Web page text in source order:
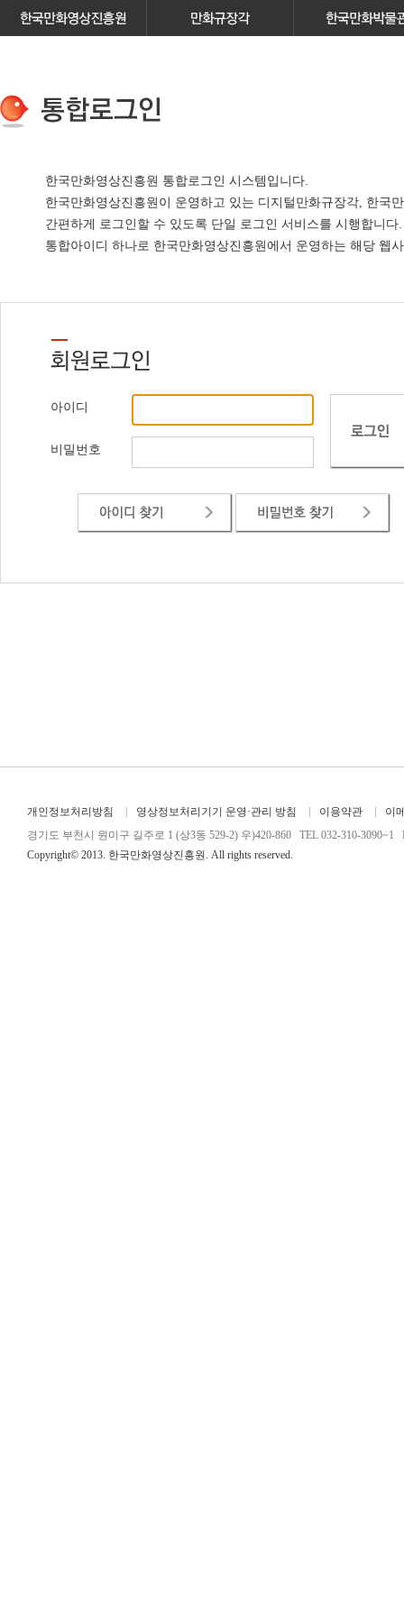
한국만화영상진흥원 통합로그인 시스템입니다.
한국만화영상진흥원이 운영하고 있는 디지털만화규장각, 한국
간편하게 로그인할 수 있도록 단일 로그인 서비스를 시행합니다.
통합아이디 하나로 한국만화영상진흥원에서 운영하는 해당 웹
아이디
비밀번호
개인정보처리방침 영상정보처리기기 운영·관리 방침 이용약관
이
경기도 부천시 원미구 길주로 1 (상3동 529-2) 우)420-860 TEL 032-310-3090~1
Copyright© 2013. 한국만화영상진흥원. All rights reserved.